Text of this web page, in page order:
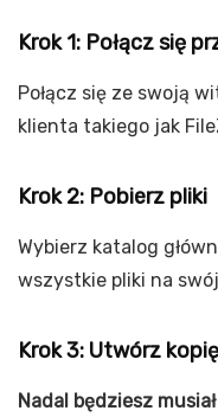
Krok 1: Połącz się
Połącz się ze swoją
klienta takiego jak
Krok 2: Pobierz pliki
Wybierz katalog
wszystkie pliki na
Krok 3: Utwórz
Nadal będziesz